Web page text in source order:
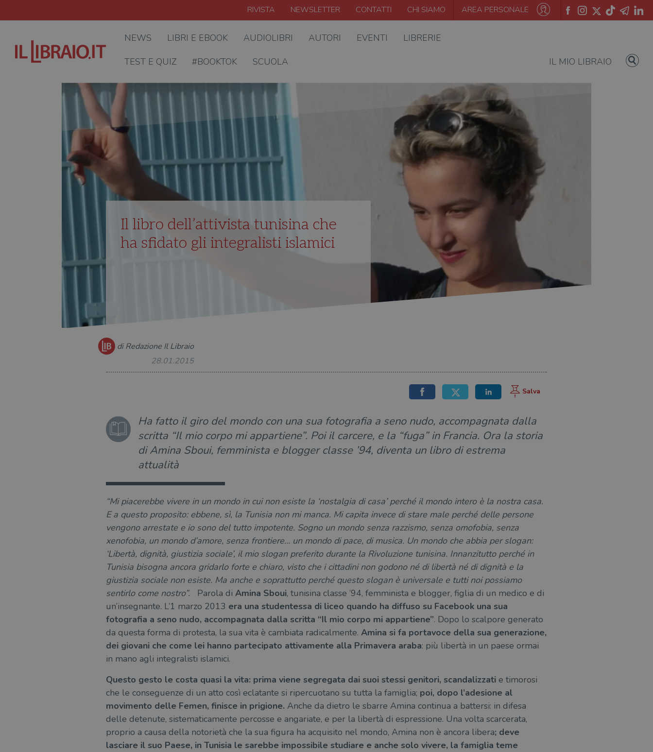
RIVISTA NEWSLETTER CONTATTI CHI SIAMO AREA PERSONALE
NEWS LIBRI E EBOOK AUDIOLIBRI AUTORI EVENTI LIBRERIE
TEST E QUIZ #BOOKTOK SCUOLA IL MIO LIBRAIO
Il libro dell’attivista tunisina che
ha sfidato gli integralisti islamici
di Redazione Il Libraio
28.01.2015
Ha fatto il giro del mondo con una sua fotografia a seno nudo, accompagnata dalla
scritta “Il mio corpo mi appartiene”. Poi il carcere, e la “fuga” in Francia. Ora la storia
di Amina Sboui, femminista e blogger classe ’94, diventa un libro di estrema
attualità
“Mi piacerebbe vivere in un mondo in cui non esiste la ‘nostalgia di casa’ perché il mondo intero è la nostra casa.
E a questo proposito: ebbene, sì, la Tunisia non mi manca. Mi capita invece di stare male perché delle persone
vengono arrestate e io sono del tutto impotente. Sogno un mondo senza razzismo, senza omofobia, senza
xenofobia, un mondo d’amore, senza frontiere… un mondo di pace, di musica. Un mondo che abbia per slogan:
‘Libertà, dignità, giustizia sociale’, il mio slogan preferito durante la Rivoluzione tunisina. Innanzitutto perché in
Tunisia bisogna ancora gridarlo forte e chiaro, visto che i cittadini non godono né di libertà né di dignità e la
giustizia sociale non esiste. Ma anche e soprattutto perché questo slogan è universale e tutti noi possiamo
sentirlo come nostro”. Parola di Amina Sboui, tunisina classe ’94, femminista e blogger, figlia di un medico e di
un’insegnante. L’1 marzo 2013 era una studentessa di liceo quando ha diffuso su Facebook una sua
fotografia a seno nudo, accompagnata dalla scritta “Il mio corpo mi appartiene”. Dopo lo scalpore generato
da questa forma di protesta, la sua vita è cambiata radicalmente. Amina si fa portavoce della sua generazione,
dei giovani che come lei hanno partecipato attivamente alla Primavera araba: più libertà in un paese ormai
in mano agli integralisti islamici.
Questo gesto le costa quasi la vita: prima viene segregata dai suoi stessi genitori, scandalizzatie timorosi
che le conseguenze di un atto così eclatante si ripercuotano su tutta la famiglia; poi, dopo l’adesione al
movimento delle Femen, finisce in prigione. Anche da dietro le sbarre Amina continua a battersi: in difesa
delle detenute, sistematicamente percosse e angariate, e per la libertà di espressione. Una volta scarcerata,
proprio a causa della notorietà che la sua figura ha acquisito nel mondo, Amina non è ancora libera; deve
lasciare il suo Paese, in Tunisia le sarebbe impossibile studiare e anche solo vivere, la famiglia teme